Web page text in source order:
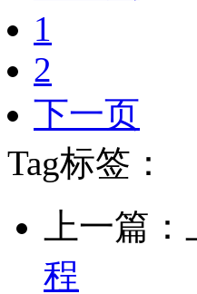
1
2
下一页
Tag标签：
上一篇：
程